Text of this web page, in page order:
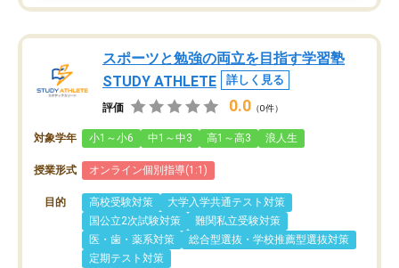
スポーツと勉強の両立を目指す学習塾
STUDY ATHLETE
詳しく見る
評価 0.0 （0件）
対象学年 小1～小6 中1～中3 高1～高3 浪人生
授業形式 オンライン個別指導(1:1)
目的 高校受験対策
大学入学共通テスト対策
国公立2次試験対策
難関私立受験対策
医・歯・薬系対策
総合型選抜・学校推薦型選抜対策
定期テスト対策